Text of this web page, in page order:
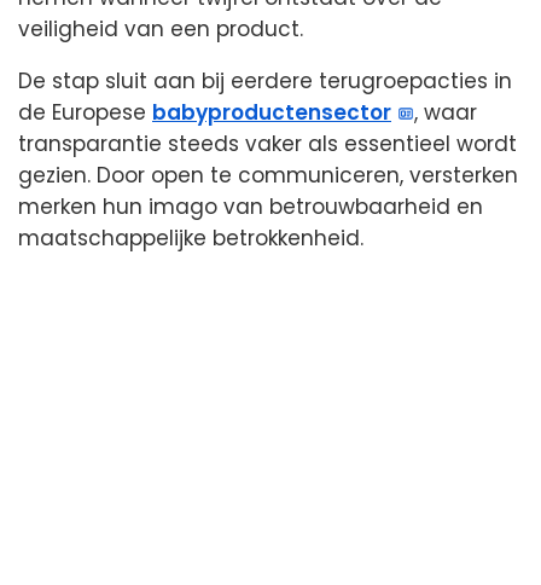
veiligheid van een product.
De stap sluit aan bij eerdere terugroepacties in
de Europese babyproductensector
, waar
transparantie steeds vaker als essentieel wordt
gezien. Door open te communiceren, versterken
merken hun imago van betrouwbaarheid en
maatschappelijke betrokkenheid.